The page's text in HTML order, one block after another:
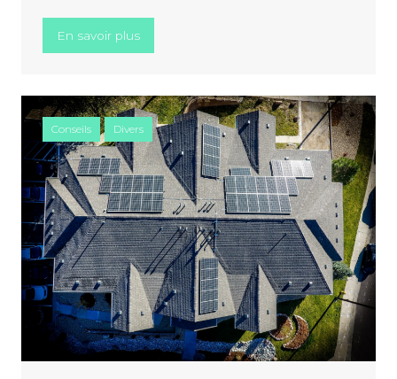
En savoir plus« Eliminez les pissenlits de votre pelouse
Conseils Divers